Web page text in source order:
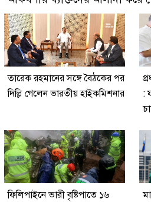
তারেক রহমানের সঙ্গে বৈঠকের পর
দিল্লি গেলেন ভারতীয় হাইকমিশনার
:
ফিলিপাইনে ভারী বৃষ্টিপাতে ১৬